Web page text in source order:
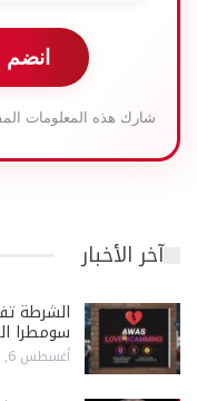
انضم
شارك هذه المعلومات
آخر الأخبار
الشرطة
سومطرا
أغسطس 6, 2026